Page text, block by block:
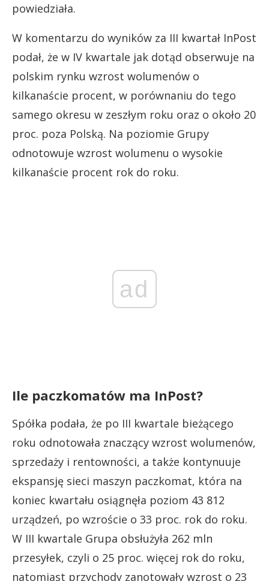
powiedziała.
W komentarzu do wyników za III kwartał InPost
podał, że w IV kwartale jak dotąd obserwuje na
polskim rynku wzrost wolumenów o
kilkanaście procent, w porównaniu do tego
samego okresu w zeszłym roku oraz o około 20
proc. poza Polską. Na poziomie Grupy
odnotowuje wzrost wolumenu o wysokie
kilkanaście procent rok do roku.
ad
Ile paczkomatów ma InPost?
Spółka podała, że po III kwartale bieżącego
roku odnotowała znaczący wzrost wolumenów,
sprzedaży i rentowności, a także kontynuuje
ekspansję sieci maszyn paczkomat, która na
koniec kwartału osiągnęła poziom 43 812
urządzeń, po wzroście o 33 proc. rok do roku.
W III kwartale Grupa obsłużyła 262 mln
przesyłek, czyli o 25 proc. więcej rok do roku,
natomiast przychody zanotowały wzrost o 23